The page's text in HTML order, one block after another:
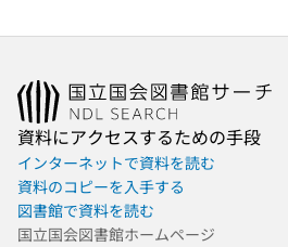
資料にアクセスするための手段
インターネットで資料を読む
資料のコピーを入手する
図書館で資料を読む
国立国会図書館ホームページ